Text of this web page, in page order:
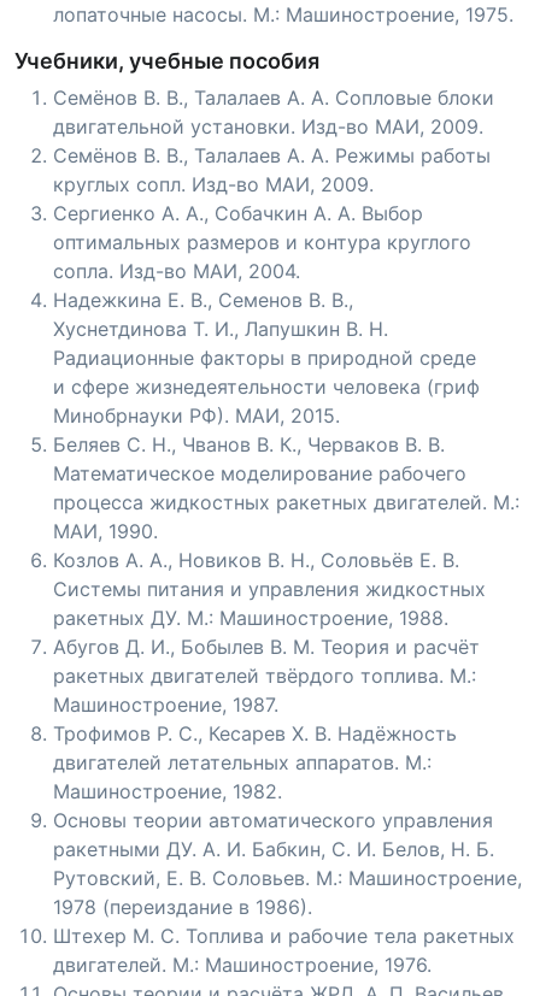
лопаточные насосы. М.: Машиностроение, 1975.
Учебники, учебные пособия
Семёнов В. В., Талалаев А. А. Сопловые блоки
двигательной установки. Изд-во МАИ, 2009.
Семёнов В. В., Талалаев А. А. Режимы работы
круглых сопл. Изд-во МАИ, 2009.
Сергиенко А. А., Собачкин А. А. Выбор
оптимальных размеров и контура круглого
сопла. Изд-во МАИ, 2004.
Надежкина Е. В., Семенов В. В.,
Хуснетдинова Т. И., Лапушкин В. Н.
Радиационные факторы в природной среде
и сфере жизнедеятельности человека (гриф
Минобрнауки РФ). МАИ, 2015.
Беляев С. Н., Чванов В. К., Черваков В. В.
Математическое моделирование рабочего
процесса жидкостных ракетных двигателей. М.:
МАИ, 1990.
Козлов А. А., Новиков В. Н., Соловьёв Е. В.
Системы питания и управления жидкостных
ракетных ДУ. М.: Машиностроение, 1988.
Абугов Д. И., Бобылев В. М. Теория и расчёт
ракетных двигателей твёрдого топлива. М.:
Машиностроение, 1987.
Трофимов Р. С., Кесарев Х. В. Надёжность
двигателей летательных аппаратов. М.:
Машиностроение, 1982.
Основы теории автоматического управления
ракетными ДУ. А. И. Бабкин, С. И. Белов, Н. Б.
Рутовский, Е. В. Соловьев. М.: Машиностроение,
1978 (переиздание в 1986).
Штехер М. С. Топлива и рабочие тела ракетных
двигателей. М.: Машиностроение, 1976.